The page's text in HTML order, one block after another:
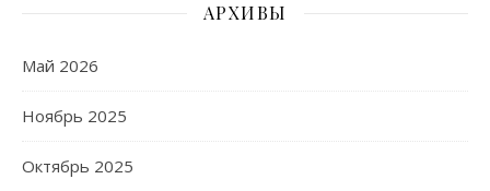
АРХИВЫ
Май 2026
Ноябрь 2025
Октябрь 2025